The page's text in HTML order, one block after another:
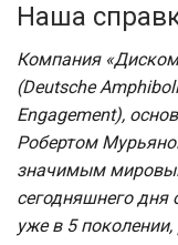
Наша
Компания
(Deutsche
Engagement),
Робертом
значимым
сегодняшнего дня
уже в 5